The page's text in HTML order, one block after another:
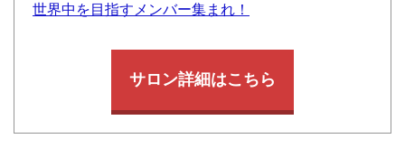
世界中を目指すメンバー集まれ！
サロン詳細はこちら